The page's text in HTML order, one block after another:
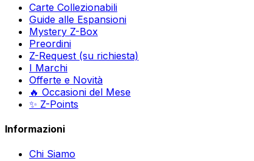
Carte Collezionabili
Guide alle Espansioni
Mystery Z-Box
Preordini
Z-Request (su richiesta)
I Marchi
Offerte e Novità
🔥 Occasioni del Mese
✨ Z-Points
Informazioni
Chi Siamo